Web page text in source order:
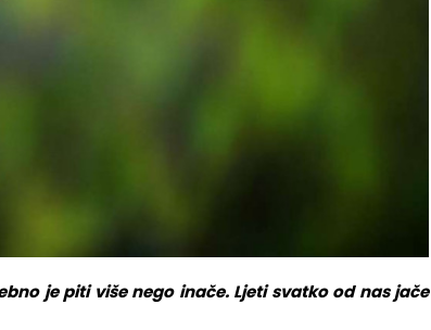
je piti više nego inače. Ljeti svatko od nas jače